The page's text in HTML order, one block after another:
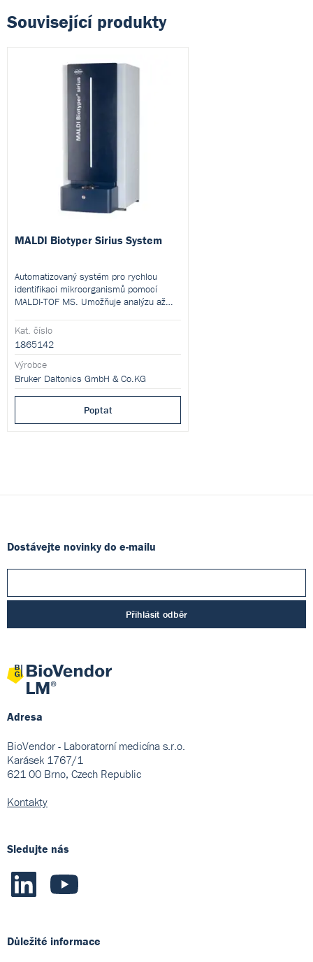
Související produkty
MALDI Biotyper Sirius System
Automatizovaný systém pro rychlou
identifikaci mikroorganismů pomocí
MALDI-TOF MS. Umožňuje analýzu až
pozitivních a výzkumně i negativních
iontů. Ideální pro klinické, farmaceutické
i výzkumné laboratoře.
Kat. číslo
1865142
Výrobce
Bruker Daltonics GmbH & Co.KG
Poptat
Dostávejte novinky do e-mailu
Přihlásit odběr
Adresa
BioVendor - Laboratorní medicína s.r.o.
Karásek 1767/1
621 00 Brno, Czech Republic
Kontakty
Sledujte nás
Důležité informace